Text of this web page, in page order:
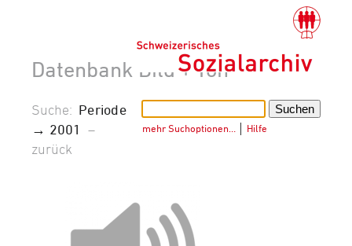
Datenbank Bild + Ton
mehr Suchoptionen… Hilfe
Suche: Periode
→ 2001
–
zurück